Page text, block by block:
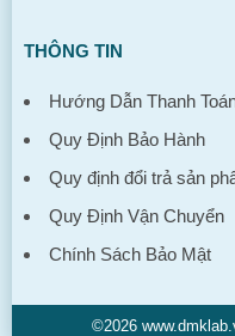
THÔNG TIN
Hướng Dẫn Thanh
Quy Định Bảo Hành
Quy định đổi trả sản
Quy Định Vận Chuyển
Chính Sách Bảo Mật
©2026